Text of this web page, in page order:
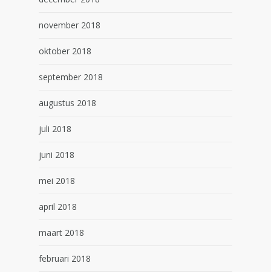
november 2018
oktober 2018
september 2018
augustus 2018
juli 2018
juni 2018
mei 2018
april 2018
maart 2018
februari 2018